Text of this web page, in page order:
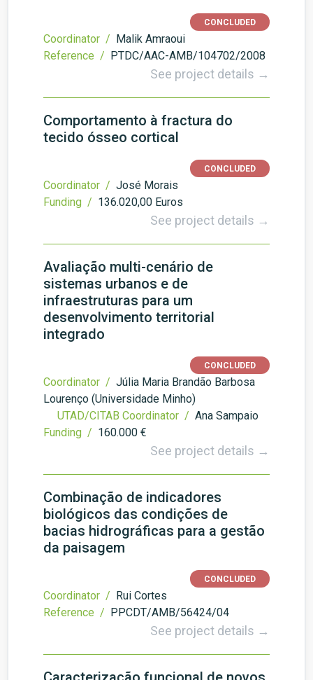
CONCLUDED
Coordinator / Malik Amraoui
Reference / PTDC/AAC-AMB/104702/2008
See project details →
Comportamento à fractura do
tecido ósseo cortical
CONCLUDED
Coordinator / José Morais
Funding / 136.020,00 Euros
See project details →
Avaliação multi-cenário de
sistemas urbanos e de
infraestruturas para um
desenvolvimento territorial
integrado
CONCLUDED
Coordinator / Júlia Maria Brandão Barbosa
Lourenço (Universidade Minho)
UTAD/CITAB Coordinator / Ana Sampaio
Funding / 160.000 €
See project details →
Combinação de indicadores
biológicos das condições de
bacias hidrográficas para a gestão
da paisagem
CONCLUDED
Coordinator / Rui Cortes
Reference / PPCDT/AMB/56424/04
See project details →